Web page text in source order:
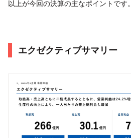
以上が今回の決算の主なポイントです。
エクゼクティブサマリー